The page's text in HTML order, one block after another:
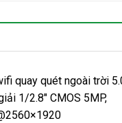
quay quét ngoài trời
1/2.8″ CMOS 5MP,